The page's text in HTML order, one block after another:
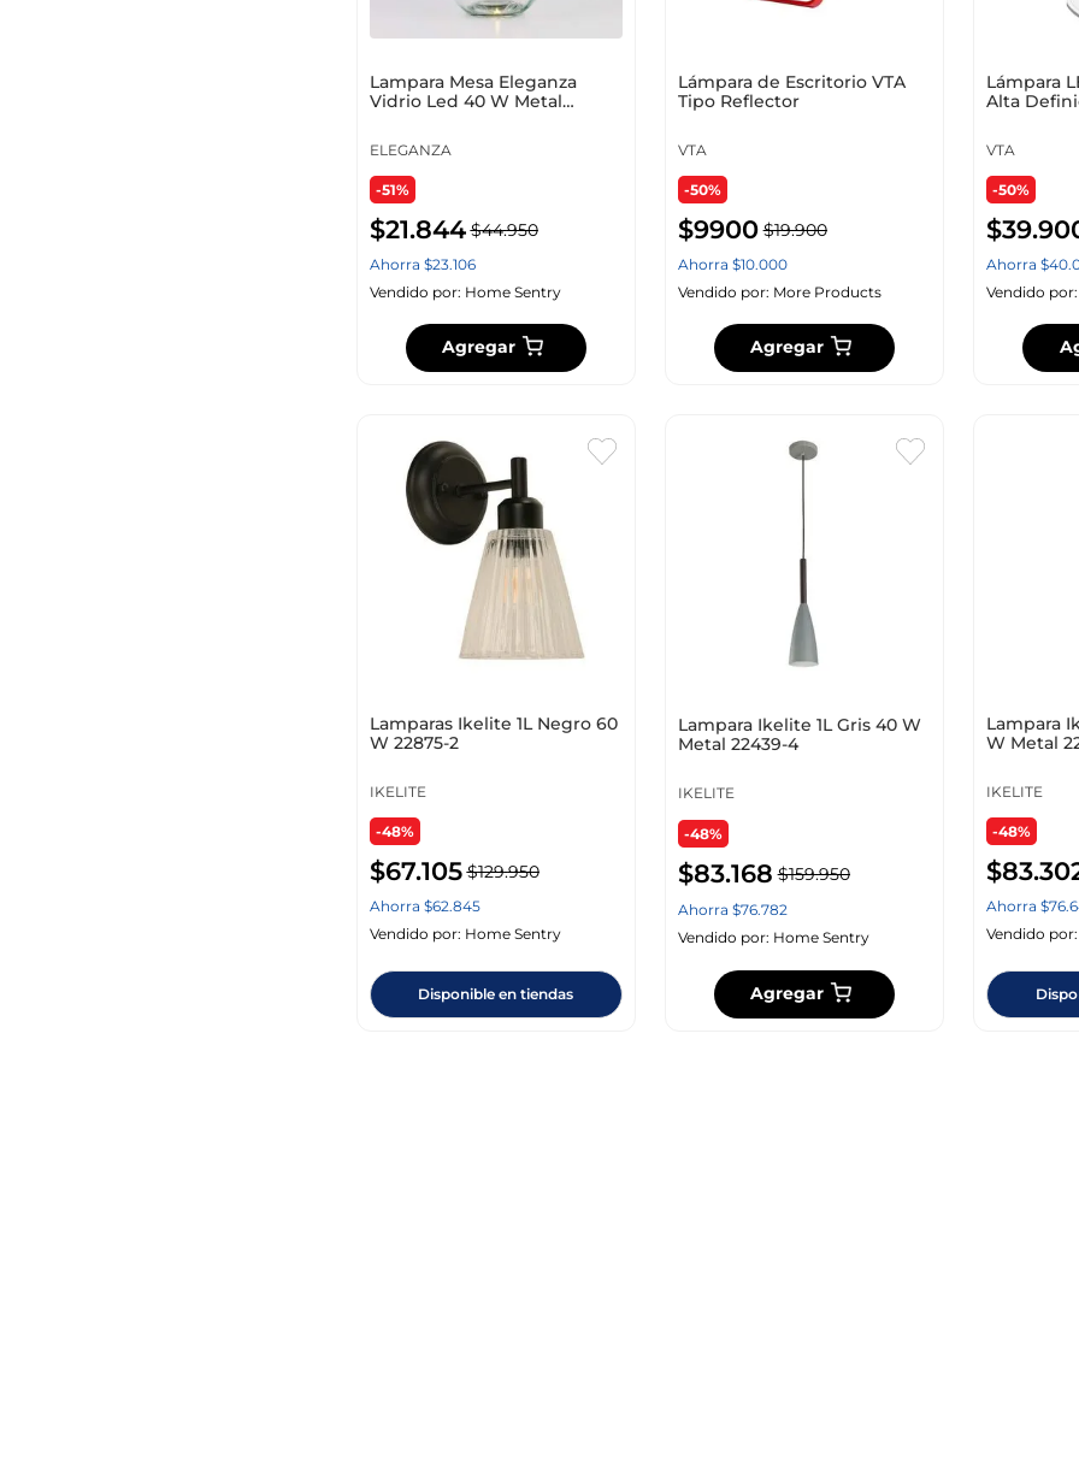
Lampara Mesa Eleganza
Vidrio Led 40 W Metal
ELEGANZA
-51%
$21.844 $44.950
Ahorra $23.106
Vendido por: Home Sentry
Agregar
Lámpara de Escritorio VTA
Tipo Reflector
VTA
-50%
$9900 $19.900
Ahorra $10.000
Vendido por: More Products
Agregar
Lámpara
Alta
VTA
-50%
$39.
Ahorra $40.
Vendido
Lamparas Ikelite 1L Negro 60
W 22875-2
IKELITE
-48%
$67.105 $129.950
Ahorra $62.845
Vendido por: Home Sentry
Disponible en tiendas
Lampara Ikelite 1L Gris 40 W
Metal 22439-4
IKELITE
-48%
$83.168 $159.950
Ahorra $76.782
Vendido por: Home Sentry
Agregar
Lampara
W Metal
IKELITE
-48%
$83.
Ahorra $76.
Vendido